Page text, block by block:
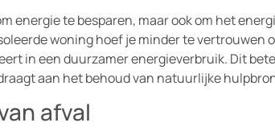
energie te besparen, maar ook om het
woning hoef je minder te vertrouwen
in een duurzamer energieverbruik. Dit
aan het behoud van natuurlijke
afval